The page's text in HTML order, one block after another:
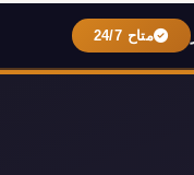
متاح 24/7